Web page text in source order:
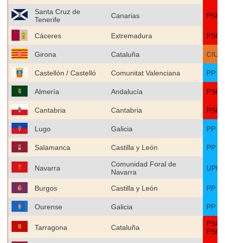
Santa Cruz de
Tenerife
Canarias PSOE
Cáceres Extremadura PSOE
Girona Cataluña CIU
Castellón / Castelló Comunitat Valenciana PP
Almería Andalucía PSOE
Cantabria Cantabria PSOE
Lugo Galicia PP
Salamanca Castilla y León PP
Navarra
Comunidad Foral de
Navarra
UPN-
Burgos Castilla y León PP
Ourense Galicia PP
Tarragona Cataluña
PSC-
PSOE